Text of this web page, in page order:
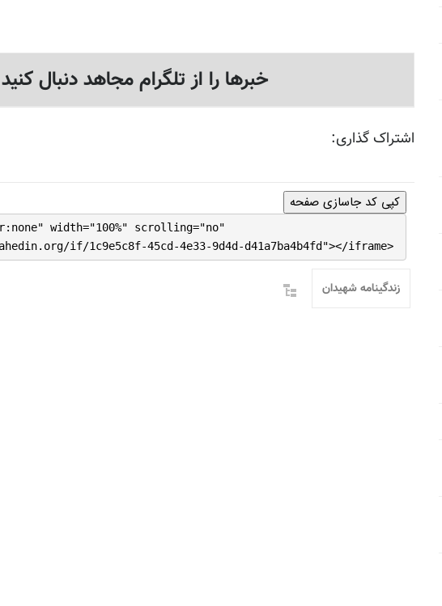
خبرها را از تلگرام مجاهد دنبال کنید
اشتراک گذاری:
کپی کد جاسازی صفحه
width="100%" scrolling="no"
if/1c9e5c8f-45cd-4e33-9d4d-d41a7ba4b4fd"></iframe>
زندگینامه شهیدان